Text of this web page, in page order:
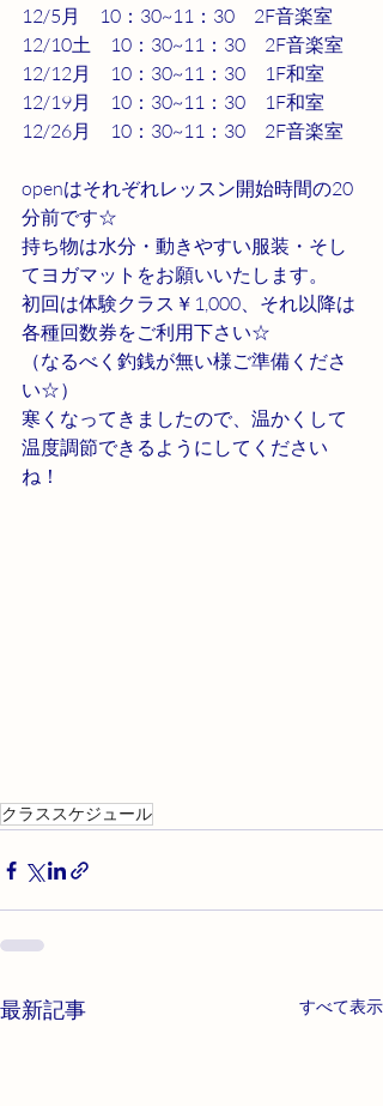
12/5月　10：30~11：30　2F音楽室
12/10土　10：30~11：30　2F音楽室
12/12月　10：30~11：30　1F和室
12/19月　10：30~11：30　1F和室
12/26月　10：30~11：30　2F音楽室
openはそれぞれレッスン開始時間の20
分前です☆
持ち物は水分・動きやすい服装・そし
てヨガマットをお願いいたします。
初回は体験クラス￥1,000、それ以降は
各種回数券をご利用下さい☆
（なるべく釣銭が無い様ご準備くださ
い☆）
寒くなってきましたので、温かくして
温度調節できるようにしてください
ね！
クラススケジュール
最新記事 すべて表示